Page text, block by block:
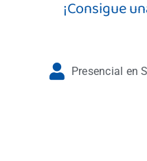
¡Consigue
Presencial en